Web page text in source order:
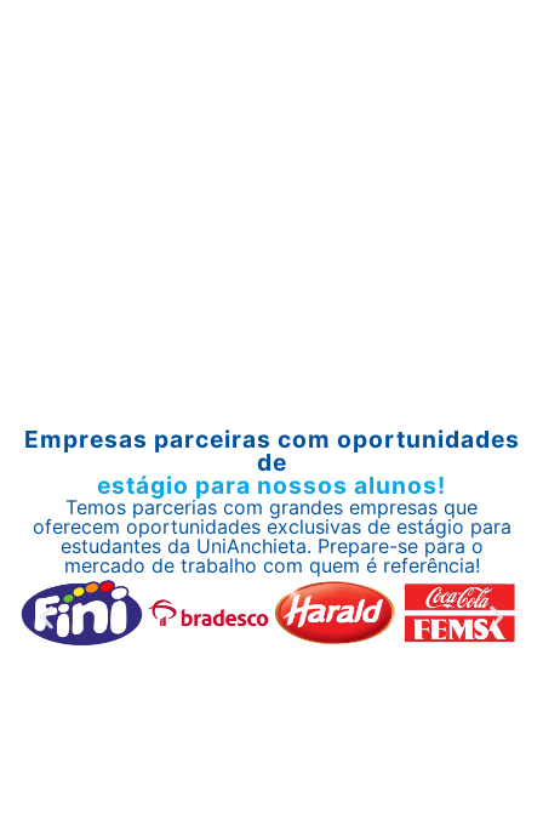
Empresas parceiras com oportunidades
de
estágio para nossos alunos!
Temos parcerias com grandes empresas que
oferecem oportunidades exclusivas de estágio para
estudantes da UniAnchieta. Prepare-se para o
mercado de trabalho com quem é referência!